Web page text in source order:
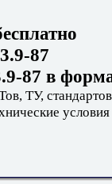
87 в
ТУ,
условия